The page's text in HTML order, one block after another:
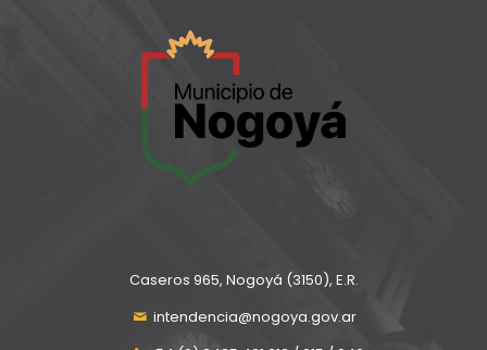
Caseros 965, Nogoyá (3150), E.R.
intendencia@nogoya.gov.ar